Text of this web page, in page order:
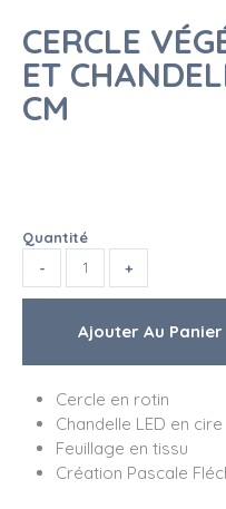
CERCLE
ET
CM
Quantité
Cercle en rotin
Chandelle LED en cire
Feuillage en tissu
Création Pascale